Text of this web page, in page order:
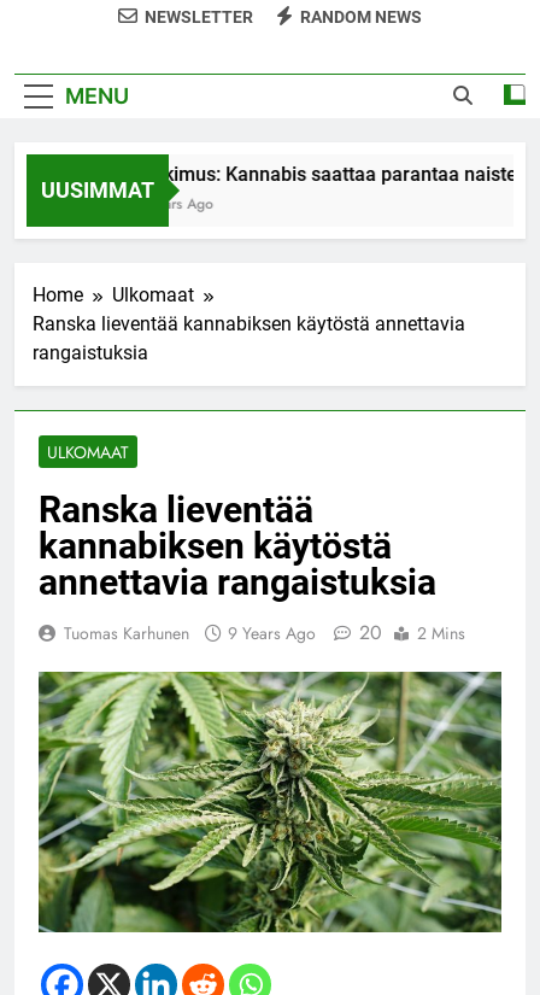
NEWSLETTER RANDOM NEWS
MENU
UUSIMMAT
Tutkimus: Kannabis saattaa parantaa naisten
7 Years Ago
Home
Ulkomaat
Ranska lieventää kannabiksen käytöstä annettavia
rangaistuksia
ULKOMAAT
Ranska lieventää
kannabiksen käytöstä
annettavia rangaistuksia
Tuomas Karhunen 9 Years Ago 20 2 Mins